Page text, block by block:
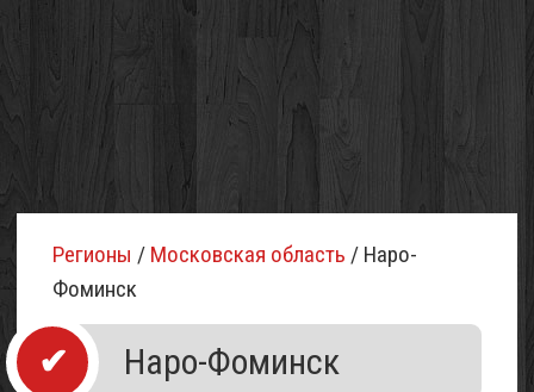
Регионы / Московская область / Наро-
Фоминск
Наро-Фоминск